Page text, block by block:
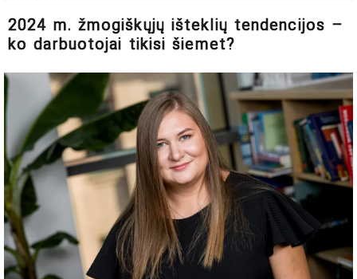
2024 m. žmogiškųjų išteklių tendencijos –
ko darbuotojai tikisi šiemet?